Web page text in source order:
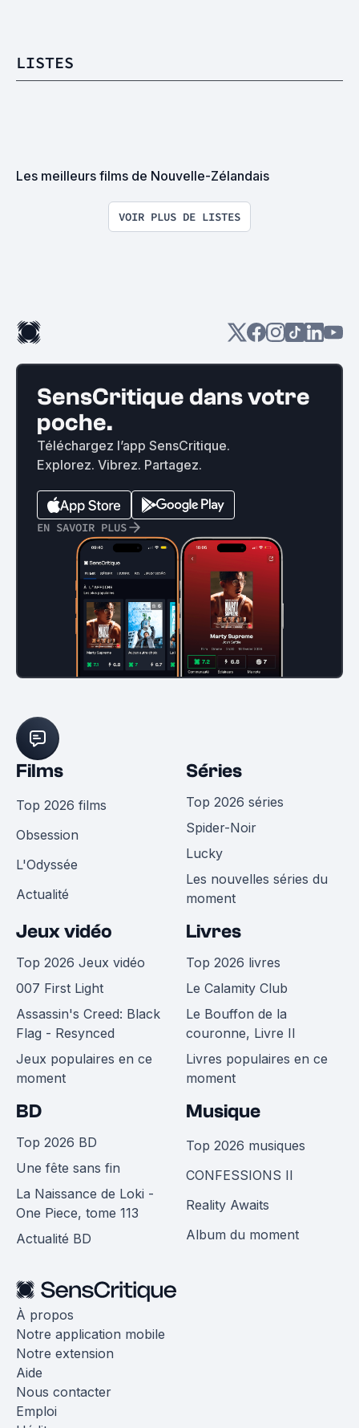
LISTES
Les meilleurs films de Nouvelle-Zélandais
VOIR PLUS DE LISTES
SensCritique dans votre
poche.
Téléchargez l’app SensCritique.
Explorez. Vibrez. Partagez.
EN SAVOIR PLUS
Films
Top 2026 films
Obsession
L'Odyssée
Actualité
Séries
Top 2026 séries
Spider-Noir
Lucky
Les nouvelles séries du
moment
Jeux vidéo
Top 2026 Jeux vidéo
007 First Light
Assassin's Creed: Black
Flag - Resynced
Jeux populaires en ce
moment
Livres
Top 2026 livres
Le Calamity Club
Le Bouffon de la
couronne, Livre II
Livres populaires en ce
moment
BD
Top 2026 BD
Une fête sans fin
La Naissance de Loki -
One Piece, tome 113
Actualité BD
Musique
Top 2026 musiques
CONFESSIONS II
Reality Awaits
Album du moment
À propos
Notre application mobile
Notre extension
Aide
Nous contacter
Emploi